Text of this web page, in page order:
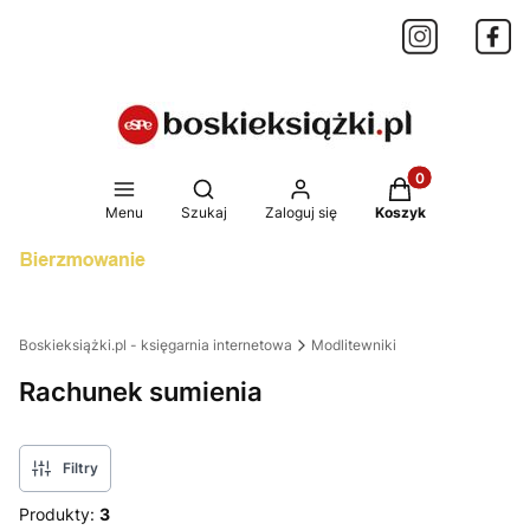
Menu
Otwórz wyszukiwarkę
Szukaj Zaloguj się
Produkty w
Koszyk
Boskieksiążki.pl - księgarnia internetowa Modlitewniki
Rachunek sumienia
Filtry
Produkty: 3